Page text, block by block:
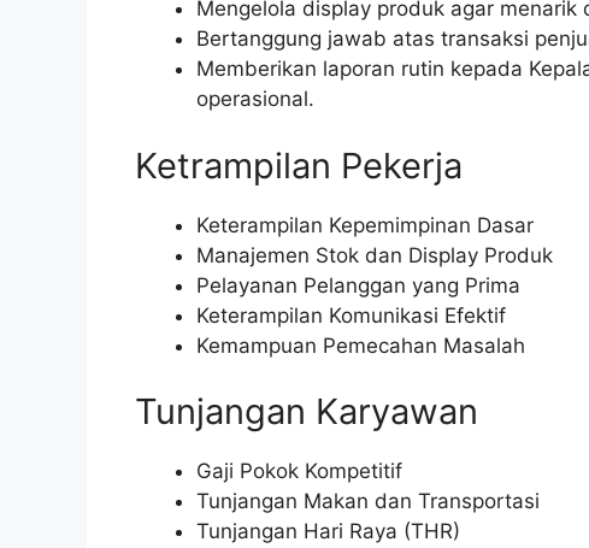
Mengelola display produk agar
Bertanggung jawab atas transaksi
Memberikan laporan rutin kepada
operasional.
Ketrampilan Pekerja
Keterampilan Kepemimpinan Dasar
Manajemen Stok dan Display Produk
Pelayanan Pelanggan yang Prima
Keterampilan Komunikasi Efektif
Kemampuan Pemecahan Masalah
Tunjangan Karyawan
Gaji Pokok Kompetitif
Tunjangan Makan dan Transportasi
Tunjangan Hari Raya (THR)